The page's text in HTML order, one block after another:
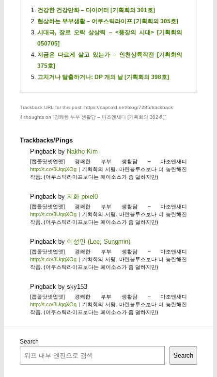
건강한 건강만화 – 다이어터 [기획회의 301호]
협상하는 부부생활 – 어쿠스틱라이프 [기획회의 305호]
시대극, 장르 오락 상상력 – <풍장의 시대> [기획회의
050705]
지금은 다르게 살고 있는가 – 인천상륙작전 [기획회의
375호]
고치거나 탈출하거나: DP 개의 날 [기획회의 398호]
Trackback URL for this post: https://capcold.net/blog/7285/trackback
4 thoughts on “경쾌한 부부 생활담 – 마조앤새디 [기획회의 302호]”
Trackbacks/Pings
Pingback by Nakho Kim
[캡콜닷넷업뎃] 경쾌한 부부 생활담 – 마조앤새디
http://t.co/3UqqXOg| 기획회의 서평. 마린블루스보다 더 능란해진
작품. (어쿠스틱라이프보다는 페이소스가 좀 덜하지만)
Pingback by 지화 pixel0
[캡콜닷넷업뎃] 경쾌한 부부 생활담 – 마조앤새디
http://t.co/3UqqXOg| 기획회의 서평. 마린블루스보다 더 능란해진
작품. (어쿠스틱라이프보다는 페이소스가 좀 덜하지만)
Pingback by 이성민 (Lee, Sungmin)
[캡콜닷넷업뎃] 경쾌한 부부 생활담 – 마조앤새디
http://t.co/3UqqXOg| 기획회의 서평. 마린블루스보다 더 능란해진
작품. (어쿠스틱라이프보다는 페이소스가 좀 덜하지만)
Pingback by sky153
[캡콜닷넷업뎃] 경쾌한 부부 생활담 – 마조앤새디
http://t.co/3UqqXOg| 기획회의 서평. 마린블루스보다 더 능란해진
작품. (어쿠스틱라이프보다는 페이소스가 좀 덜하지만)
Search
Search